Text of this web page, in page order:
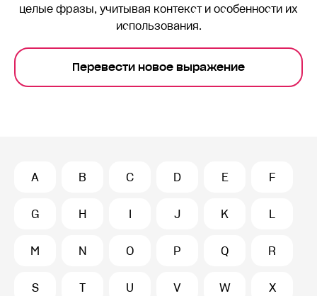
целые фразы, учитывая контекст и особенности их
использования.
Перевести новое выражение
A B C D E F
G H I J K L
M N O P Q R
S T U V W X